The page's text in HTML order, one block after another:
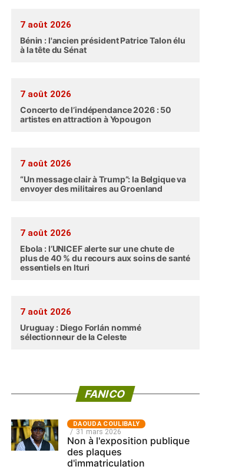
7 août 2026
Bénin : l'ancien président Patrice Talon élu
à la tête du Sénat
7 août 2026
Concerto de l’indépendance 2026 : 50
artistes en attraction à Yopougon
7 août 2026
“Un message clair à Trump”: la Belgique va
envoyer des militaires au Groenland
7 août 2026
Ebola : l’UNICEF alerte sur une chute de
plus de 40 % du recours aux soins de santé
essentiels en Ituri
7 août 2026
Uruguay : Diego Forlán nommé
sélectionneur de la Celeste
FANICO
‎DAOUDA COULIBALY
31 mars 2026
Non à l'exposition publique
des plaques
d'immatriculation